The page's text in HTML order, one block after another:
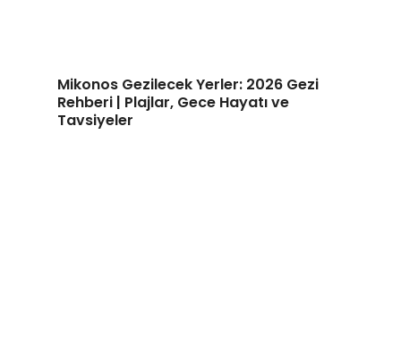
Mikonos Gezilecek Yerler: 2026 Gezi
Rehberi | Plajlar, Gece Hayatı ve
Tavsiyeler